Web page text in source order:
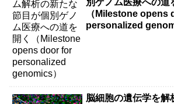
（Milestone opens
personalized
脳細胞の遺伝学を解